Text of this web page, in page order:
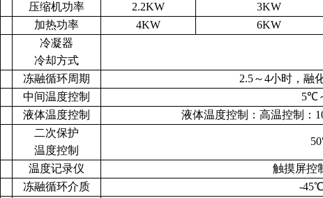
压缩机功率
2.2KW 3KW
加热功率
4KW 6KW
冷凝器
冷却方式
冻融循环周期
2.5～4小时，融
中间温度控制
5℃
液体温度控制
液体温度控制：高温控制
二次保护
温度控制
温度记录仪
触摸屏控
冻融循环介质
-